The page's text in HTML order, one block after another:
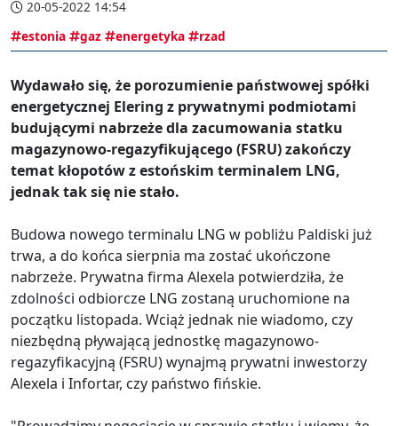
20-05-2022 14:54
estonia
gaz energetyka rzad
Wydawało się, że porozumienie państwowej spółki
energetycznej Elering z prywatnymi podmiotami
budującymi nabrzeże dla zacumowania statku
magazynowo-regazyfikującego (FSRU) zakończy
temat kłopotów z estońskim terminalem LNG,
jednak tak się nie stało.
Budowa nowego terminalu LNG w pobliżu Paldiski już
trwa, a do końca sierpnia ma zostać ukończone
nabrzeże. Prywatna firma Alexela potwierdziła, że ​​
zdolności odbiorcze LNG zostaną uruchomione na
początku listopada. Wciąż jednak nie wiadomo, czy
niezbędną pływającą jednostkę magazynowo-
regazyfikacyjną (FSRU) wynajmą prywatni inwestorzy
Alexela i Infortar, czy państwo fińskie.